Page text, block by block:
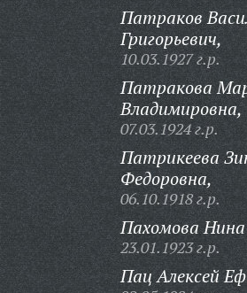
Патраков
Григорьевич,
10.03.1927 г.р.
Патракова
Владимировна,
07.03.1924 г.р.
Патрикеева
Федоровна,
06.10.1918 г.р.
Пахомова
23.01.1923 г.р.
Пац Алексей